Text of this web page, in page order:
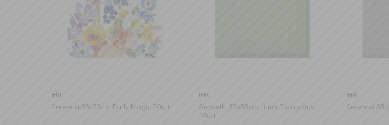
IHR
Serwetki 33x33cm Early Magic 20szt.
IHR
Serwetki 33x33cm Linen Eucalyptus
20szt.
IHR
Serwetki